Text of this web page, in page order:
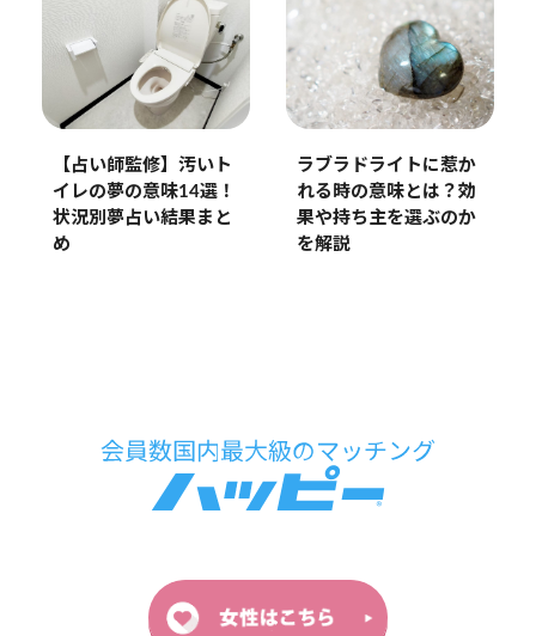
【占い師監修】汚いト
イレの夢の意味14選！
状況別夢占い結果まと
め
ラブラドライトに惹か
れる時の意味とは？効
果や持ち主を選ぶのか
を解説